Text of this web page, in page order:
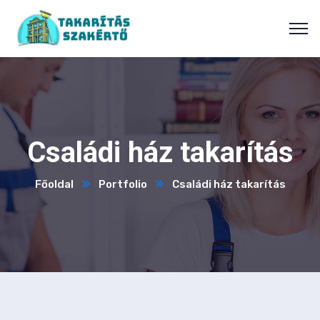
Családi ház takarítás
Főoldal Portfolio Családi ház takarítás